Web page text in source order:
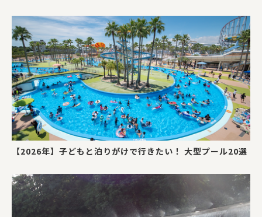
【2026年】子どもと泊りがけで行きたい！ 大型プール20選